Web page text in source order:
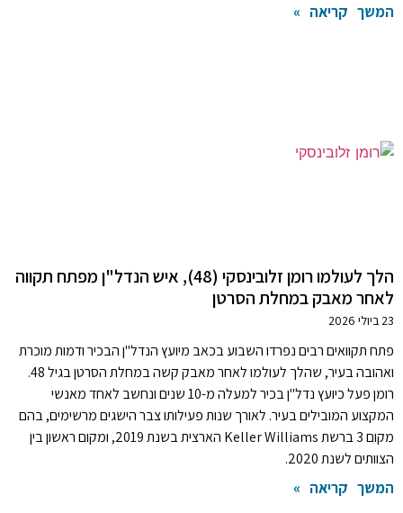
המשך קריאה »
הלך לעולמו רומן זלובינסקי (48), איש הנדל"ן מפתח תקווה
לאחר מאבק במחלת הסרטן
23 ביולי 2026
פתח תקוואים רבים נפרדו השבוע בכאב מיועץ הנדל"ן הבכיר ודמות מוכרת
ואהובה בעיר, שהלך לעולמו לאחר מאבק קשה במחלת הסרטן בגיל 48.
רומן פעל כיועץ נדל"ן בכיר למעלה מ-10 שנים ונחשב לאחד מאנשי
המקצוע המובילים בעיר. לאורך שנות פעילותו צבר הישגים מרשימים, בהם
מקום 3 ברשת Keller Williams הארצית בשנת 2019, ומקום ראשון בין
הצוותים לשנת 2020.
המשך קריאה »